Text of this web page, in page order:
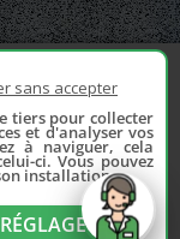
sans accepter
tiers pour collecter
et d'analyser vos
à naviguer, cela
ci. Vous pouvez
installation.
RÉGLAGE